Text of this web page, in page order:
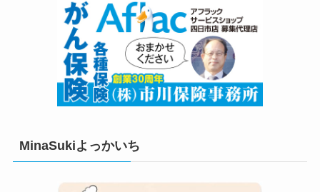
MinaSukiよっかいち